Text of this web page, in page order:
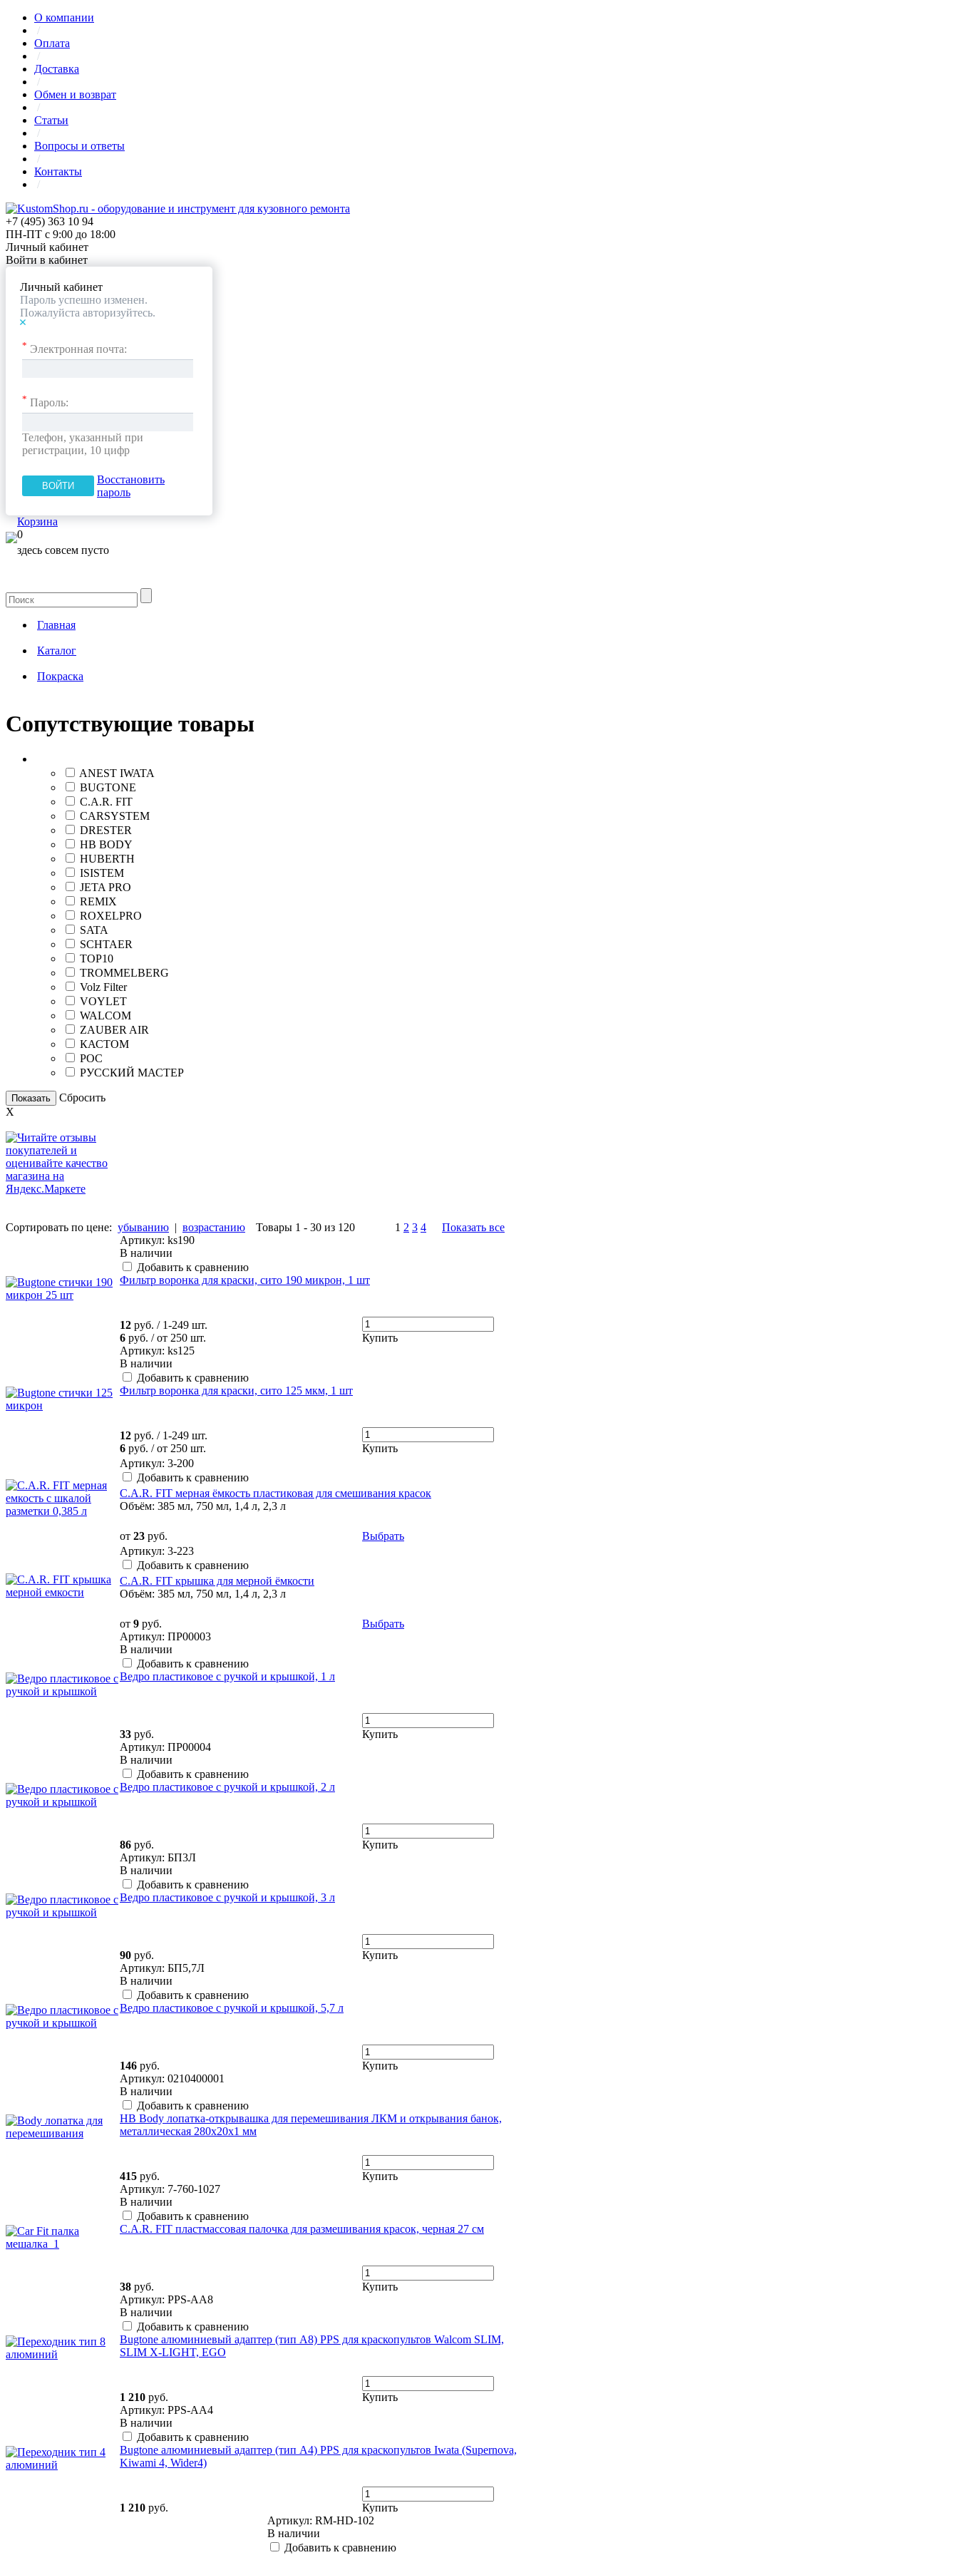
О компании
/
Оплата
/
Доставка
/
Обмен и возврат
/
Статьи
/
Вопросы и ответы
/
Контакты
/
+7 (495) 363 10 94
ПН-ПТ с 9:00 до 18:00
Личный кабинет
Войти в кабинет
Личный кабинет
Пароль успешно изменен.
Пожалуйста авторизуйтесь.
* Электронная почта:
* Пароль:
Телефон, указанный при
регистрации, 10 цифр
Восстановить
пароль
Корзина
0
здесь совсем пусто
Главная
Каталог
Покраска
Сопутствующие товары
ANEST IWATA
BUGTONE
C.A.R. FIT
CARSYSTEM
DRESTER
HB BODY
HUBERTH
ISISTEM
JETA PRO
REMIX
ROXELPRO
SATA
SCHTAER
TOP10
TROMMELBERG
Volz Filter
VOYLET
WALCOM
ZAUBER AIR
КАСТОМ
РОС
РУССКИЙ МАСТЕР
Показать
Сбросить
X
Сортировать по цене: убыванию | возрастанию Товары 1 - 30 из 120 1 2 3 4
Показать все
Артикул: ks190
В наличии
Добавить к сравнению
Фильтр воронка для краски, сито 190 микрон, 1 шт
12 руб. / 1-249 шт.
6 руб. / от 250 шт.
Купить
Артикул: ks125
В наличии
Добавить к сравнению
Фильтр воронка для краски, сито 125 мкм, 1 шт
12 руб. / 1-249 шт.
6 руб. / от 250 шт.
Купить
Артикул: 3-200
Добавить к сравнению
C.A.R. FIT мерная ёмкость пластиковая для смешивания красок
Объём: 385 мл, 750 мл, 1,4 л, 2,3 л
от 23 руб.
Выбрать
Артикул: 3-223
Добавить к сравнению
C.A.R. FIT крышка для мерной ёмкости
Объём: 385 мл, 750 мл, 1,4 л, 2,3 л
от 9 руб.
Выбрать
Артикул: ПР00003
В наличии
Добавить к сравнению
Ведро пластиковое с ручкой и крышкой, 1 л
33 руб.
Купить
Артикул: ПР00004
В наличии
Добавить к сравнению
Ведро пластиковое с ручкой и крышкой, 2 л
86 руб.
Купить
Артикул: БП3Л
В наличии
Добавить к сравнению
Ведро пластиковое с ручкой и крышкой, 3 л
90 руб.
Купить
Артикул: БП5,7Л
В наличии
Добавить к сравнению
Ведро пластиковое с ручкой и крышкой, 5,7 л
146 руб.
Купить
Артикул: 0210400001
В наличии
Добавить к сравнению
HB Body лопатка-открывашка для перемешивания ЛКМ и открывания банок,
металлическая 280х20х1 мм
415 руб.
Купить
Артикул: 7-760-1027
В наличии
Добавить к сравнению
C.A.R. FIT пластмассовая палочка для размешивания красок, черная 27 см
38 руб.
Купить
Артикул: PPS-AA8
В наличии
Добавить к сравнению
Bugtone алюминиевый адаптер (тип А8) PPS для краскопультов Walcom SLIM,
SLIM X-LIGHT, EGO
1 210 руб.
Купить
Артикул: PPS-AA4
В наличии
Добавить к сравнению
Bugtone алюминиевый адаптер (тип А4) PPS для краскопультов Iwata (Supernova,
Kiwami 4, Wider4)
1 210 руб.
Купить
Артикул: RM-HD-102
В наличии
Добавить к сравнению